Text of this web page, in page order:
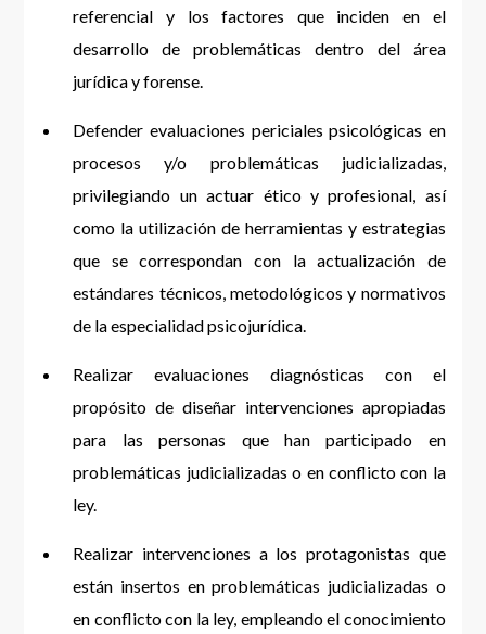
referencial y los factores que inciden en el
desarrollo de problemáticas dentro del área
jurídica y forense.
Defender evaluaciones periciales psicológicas en
procesos y/o problemáticas judicializadas,
privilegiando un actuar ético y profesional, así
como la utilización de herramientas y estrategias
que se correspondan con la actualización de
estándares técnicos, metodológicos y normativos
de la especialidad psicojurídica.
Realizar evaluaciones diagnósticas con el
propósito de diseñar intervenciones apropiadas
para las personas que han participado en
problemáticas judicializadas o en conflicto con la
ley.
Realizar intervenciones a los protagonistas que
están insertos en problemáticas judicializadas o
en conflicto con la ley, empleando el conocimiento